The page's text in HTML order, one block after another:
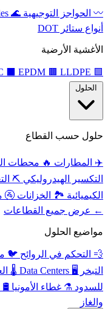
〰️ الحواجز التوجيهية 🌊
أنواع ستائر DOT
الأغشية الأرضية
🟩
EPDM 🟫 LLDPE
الحلول
حلول حسب القطاع
✈️ المطارات 🔥 محطات
التكسير الهيدروليكي ⛏️
الكيميائية 🏞️ الخزانات 🚰
← عرض جميع القطاعات
مواضيع الحلول
💨 التحكم في الروائح 🐦
التبخر 🖥️
🌡️
للسدود ⚗️ غطاء الأمونيا 🛢️
والغاز